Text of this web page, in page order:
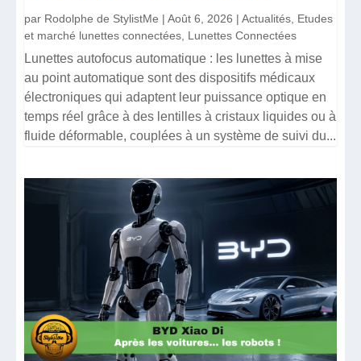
par Rodolphe de StylistMe |Août 6, 2026 |Actualités Etudes
et marché lunettes connectées Lunettes Connectées
Lunettes autofocus automatique : les lunettes à mise
au point automatique sont des dispositifs médicaux
électroniques qui adaptent leur puissance optique en
temps réel grâce à des lentilles à cristaux liquides ou à
fluide déformable, couplées à un système de suivi du...